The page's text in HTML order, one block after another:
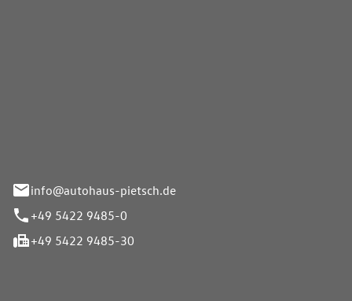
info@autohaus-pietsch.de
+49 5422 9485-0
+49 5422 9485-30